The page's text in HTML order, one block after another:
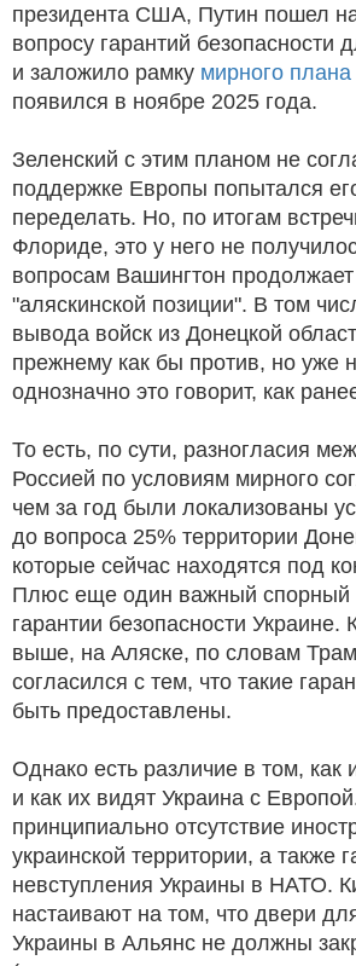
президента США, Путин пошел
вопросу гарантий безопасности
и заложило рамку мирного
появился в ноябре 2025 года.
Зеленский с этим планом не
поддержке Европы попытался
переделать. Но, по итогам
Флориде, это у него не
вопросам Вашингтон продолжает
"аляскинской позиции". В том
вывода войск из Донецкой
прежнему как бы против, но уже
однозначно это говорит, как
То есть, по сути, разногласия
Россией по условиям мирного
чем за год были локализованы
до вопроса 25% территории
которые сейчас находятся под
Плюс еще один важный спорный
гарантии безопасности Украине.
выше, на Аляске, по словам
согласился с тем, что такие
быть предоставлены.
Однако есть различие в том, как
и как их видят Украина с
принципиально отсутствие
украинской территории, а также
невступления Украины в НАТО.
настаивают на том, что двери
Украины в Альянс не должны